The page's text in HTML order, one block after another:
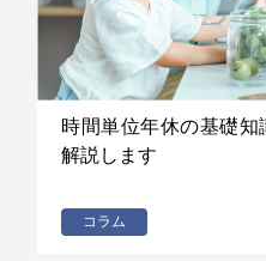
時間単位年休の基礎知
解説します
コラム